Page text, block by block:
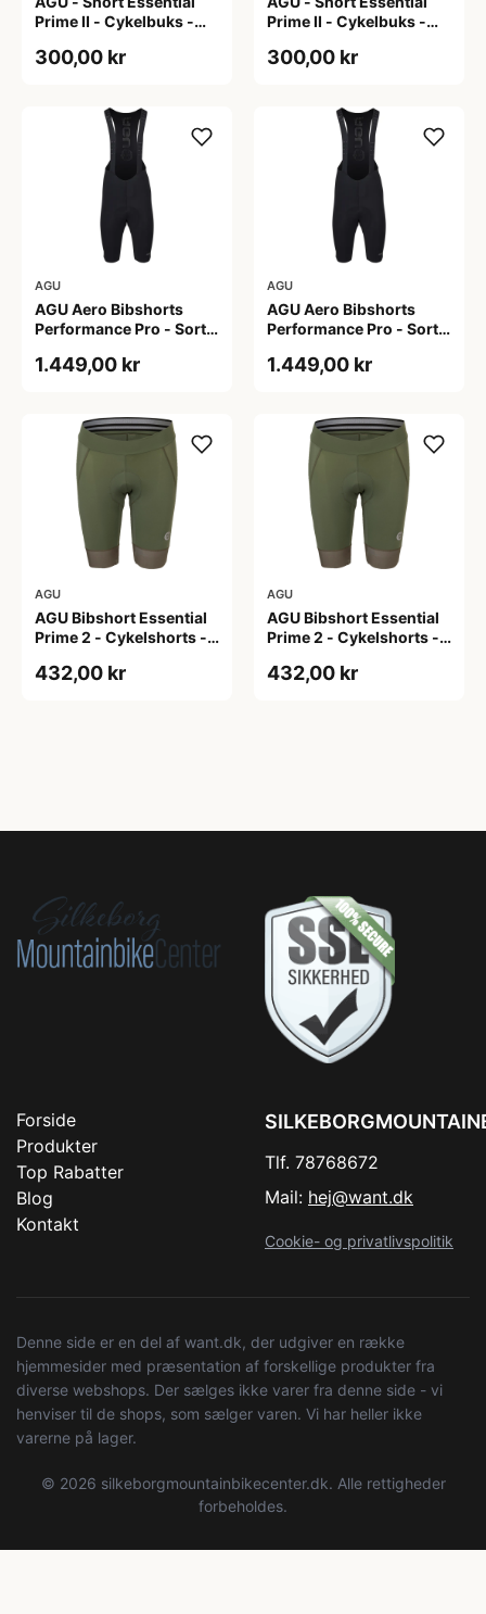
Prime II - Cykelbuks -
300,00 kr
Prime II - Cykelbuks -
300,00 kr
AGU
AGU Aero Bibshorts
Performance Pro - Sort -
1.449,00 kr
AGU
AGU Aero Bibshorts
Performance Pro - Sort -
1.449,00 kr
AGU
AGU Bibshort Essential
Prime 2 - Cykelshorts -
2XL
432,00 kr
AGU
AGU Bibshort Essential
Prime 2 - Cykelshorts -
L
432,00 kr
Forside
Produkter
Top Rabatter
Blog
Kontakt
Tlf. 78768672
Mail: hej@want.dk
Cookie- og privatlivspolitik
Denne side er en del af want.dk, der udgiver en række
hjemmesider med præsentation af forskellige produkter fra
diverse webshops. Der sælges ikke varer fra denne side - vi
henviser til de shops, som sælger varen. Vi har heller ikke
varerne på lager.
© 2026 silkeborgmountainbikecenter.dk. Alle rettigheder
forbeholdes.